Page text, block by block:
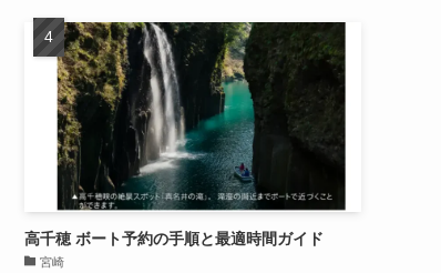
高千穂 ボート予約の手順と最適時間ガイド
宮崎